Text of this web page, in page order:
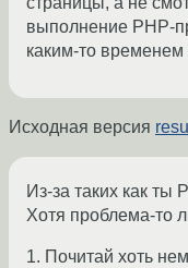
выполнение PHP-
каким-то временем
Исходная версия
Из-за таких как ты
Хотя проблема-то
1. Почитай хоть